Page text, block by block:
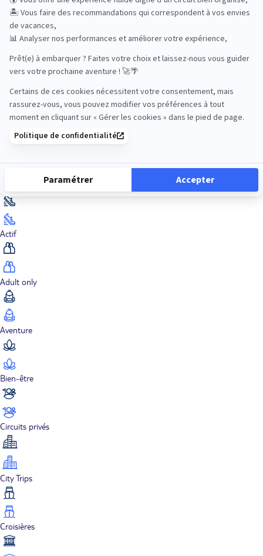
Océan Indien
Nos thématiques
Actif
Adult only
Aventure
Bien-être
Circuits privés
City Trips
Croisières